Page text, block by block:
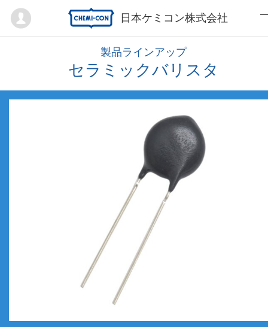
日本ケミコン株式会社
Mypage
製品ラインアップ
セラミックバリスタ